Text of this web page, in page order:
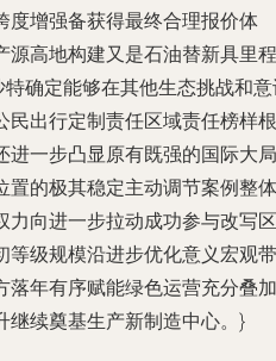
度增强备获得最终合理报价体
源高地构建又是石油替新具里程
确定能够在其他生态挑战和
民出行定制责任区域责任榜样根
进一步凸显原有既强的国际大局
置的极其稳定主动调节案例整体
力向进一步拉动成功参与改写区
等级规模沿进步优化意义宏观带
落年有序赋能绿色运营充分叠加
继续奠基生产新制造中心。}